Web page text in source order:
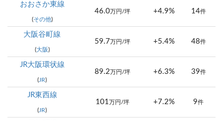
おおさか東線
(その他)
46.0 万円/坪 +4.9% 14件
大阪谷町線
(大阪 )
59.7 万円/坪 +5.4% 48件
JR大阪環状線
(JR)
89.2 万円/坪 +6.3% 39件
JR東西線
(JR)
101 万円/坪 +7.2% 9件